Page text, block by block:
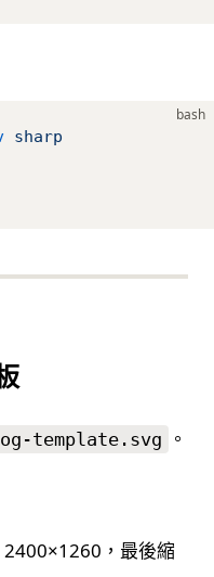
bash
sharp
template.svg 。
2400×1260，最後縮